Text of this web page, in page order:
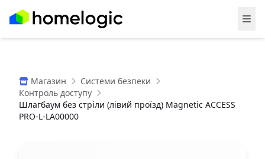
Магазин
Системи безпеки
Контроль доступу
Шлагбаум без стріли (лівий проїзд) Magnetic ACCESS
PRO-L-LA00000